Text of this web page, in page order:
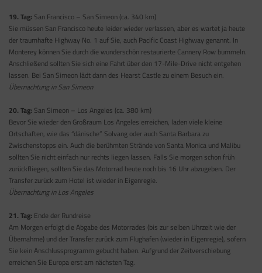
19. Tag: San Francisco – San Simeon (ca. 340 km)
Sie müssen San Francisco heute leider wieder verlassen, aber es wartet ja heute
der traumhafte Highway No. 1 auf Sie, auch Pacific Coast Highway genannt. In
Monterey können Sie durch die wunderschön restaurierte Cannery Row bummeln.
Anschließend sollten Sie sich eine Fahrt über den 17-Mile-Drive nicht entgehen
lassen. Bei San Simeon lädt dann des Hearst Castle zu einem Besuch ein.
Übernachtung in San Simeon
20. Tag: San Simeon – Los Angeles (ca. 380 km)
Bevor Sie wieder den Großraum Los Angeles erreichen, laden viele kleine
Ortschaften, wie das “dänische” Solvang oder auch Santa Barbara zu
Zwischenstopps ein. Auch die berühmten Strände von Santa Monica und Malibu
sollten Sie nicht einfach nur rechts liegen lassen. Falls Sie morgen schon früh
zurückfliegen, sollten Sie das Motorrad heute noch bis 16 Uhr abzugeben. Der
Transfer zurück zum Hotel ist wieder in Eigenregie.
Übernachtung in Los Angeles
21. Tag: Ende der Rundreise
Am Morgen erfolgt die Abgabe des Motorrades (bis zur selben Uhrzeit wie der
Übernahme) und der Transfer zurück zum Flughafen (wieder in Eigenregie), sofern
Sie kein Anschlussprogramm gebucht haben. Aufgrund der Zeitverschiebung
erreichen Sie Europa erst am nächsten Tag.